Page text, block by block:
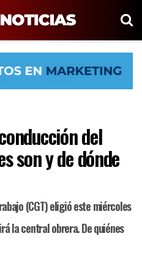
del
son y de dónde
(CGT) eligió este miércoles
la central obrera. De quiénes